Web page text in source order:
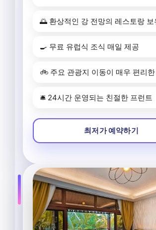
🌅 환상적인 강 전망의 레스토랑 보
🍳 무료 유럽식 조식 매일 제공
🚲 주요 관광지 이동이 매우 편리한
🛎️ 24시간 운영되는 친절한 프런트
최저가 예약하기